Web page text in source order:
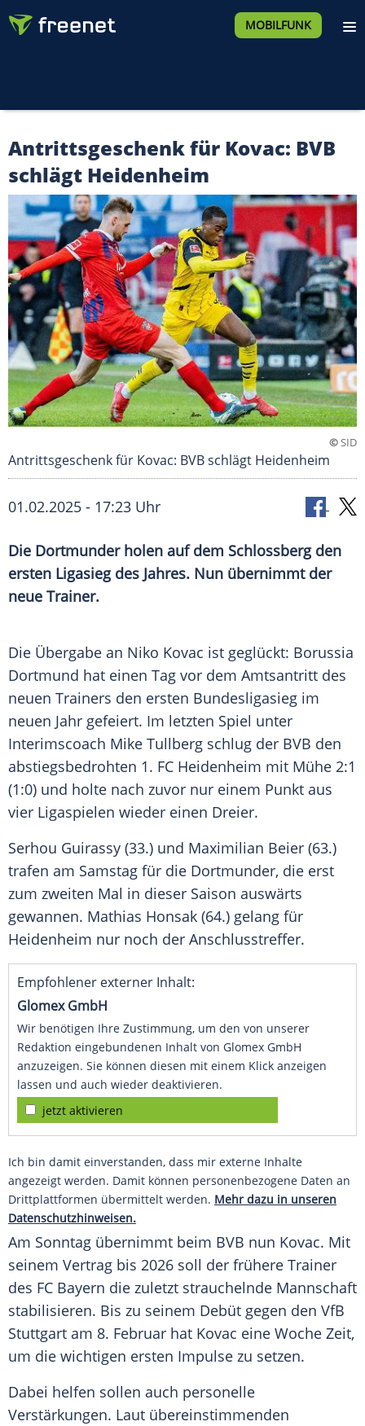
MOBILFUNK
Antrittsgeschenk für Kovac: BVB
schlägt Heidenheim
©SID
Antrittsgeschenk für Kovac: BVB schlägt Heidenheim
01.02.2025 - 17:23 Uhr
Die Dortmunder holen auf dem Schlossberg den
ersten Ligasieg des Jahres. Nun übernimmt der
neue Trainer.
Die Übergabe an Niko Kovac ist geglückt: Borussia
Dortmund hat einen Tag vor dem Amtsantritt des
neuen Trainers den ersten Bundesligasieg im
neuen Jahr gefeiert. Im letzten Spiel unter
Interimscoach Mike Tullberg schlug der BVB den
abstiegsbedrohten 1. FC Heidenheim mit Mühe 2:1
(1:0) und holte nach zuvor nur einem Punkt aus
vier Ligaspielen wieder einen Dreier.
Serhou Guirassy (33.) und Maximilian Beier (63.)
trafen am Samstag für die Dortmunder, die erst
zum zweiten Mal in dieser Saison auswärts
gewannen. Mathias Honsak (64.) gelang für
Heidenheim nur noch der Anschlusstreffer.
Empfohlener externer Inhalt:
Glomex GmbH
Wir benötigen Ihre Zustimmung, um den von unserer
Redaktion eingebundenen Inhalt von Glomex GmbH
anzuzeigen. Sie können diesen mit einem Klick anzeigen
lassen und auch wieder deaktivieren.
jetzt aktivieren
Ich bin damit einverstanden, dass mir externe Inhalte
angezeigt werden. Damit können personenbezogene Daten an
Drittplattformen übermittelt werden. Mehr dazu in unseren
Datenschutzhinweisen.
Am Sonntag übernimmt beim BVB nun Kovac. Mit
seinem Vertrag bis 2026 soll der frühere Trainer
des FC Bayern die zuletzt strauchelnde Mannschaft
stabilisieren. Bis zu seinem Debüt gegen den VfB
Stuttgart am 8. Februar hat Kovac eine Woche Zeit,
um die wichtigen ersten Impulse zu setzen.
Dabei helfen sollen auch personelle
Verstärkungen. Laut übereinstimmenden